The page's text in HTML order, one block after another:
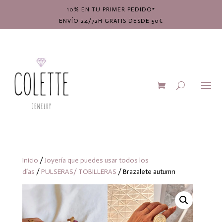
10% EN TU PRIMER PEDIDO*
ENVÍO 24/72H GRATIS DESDE 50€
Inicio /Joyería que puedes usar todos los
días / PULSERAS/ TOBILLERAS / Brazalete autumn